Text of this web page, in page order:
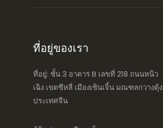
ที่อยู่ของเรา
ที่อยู่: ชั้น 3 อาคาร B เลขที่ 218 ถนนหนิว
เฉิง เขตซีหลี่ เมืองเซินเจิ้น มณฑลกวางตุ้ง
ประเทศจีน